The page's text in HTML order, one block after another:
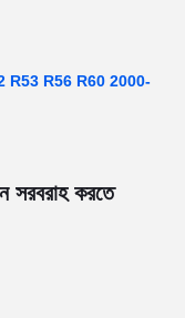
R53 R56 R60 2000-
সরবরাহ করতে